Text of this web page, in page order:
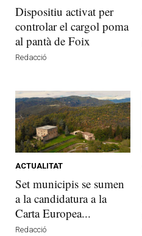
Dispositiu activat per
controlar el cargol poma
al pantà de Foix
Redacció
ACTUALITAT
Set municipis se sumen
a la candidatura a la
Carta Europea...
Redacció